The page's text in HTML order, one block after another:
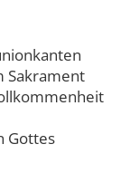
Sakrament
Gottes